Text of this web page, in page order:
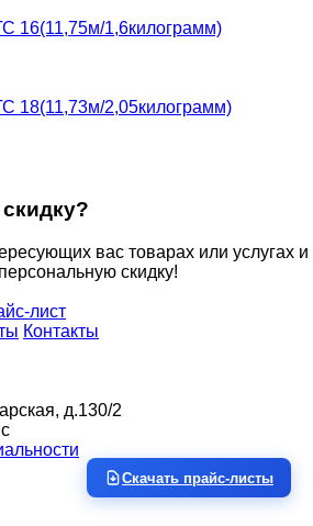
16(11,75м/1,6килограмм)
18(11,73м/2,05килограмм)
вас товарах или услугах и
скидку!
лист
Контакты
д.130/2
Скачать прайс-листы